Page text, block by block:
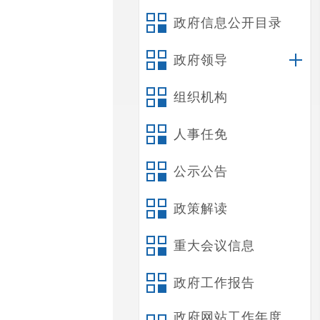
政府信息公开目录
政府领导
组织机构
人事任免
公示公告
政策解读
重大会议信息
政府工作报告
政府网站工作年度